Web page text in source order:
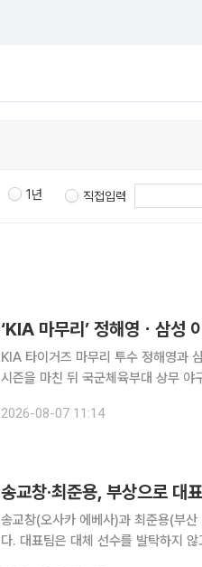
1년 직접입력
‘KIA 마무리’ 정해영ㆍ삼성
KIA 타이거즈 마무리 투수 정해영과
시즌을 마친 뒤 국군체육부대 상무 야구단에 입대한다. 7일 연합뉴
을 비롯해 우완 투수 한재승과 내야수
2026-08-07 11:14
송교창·최준용, 부상으로
송교창(오사카 에베사)과 최준용(부
다. 대표팀은 대체 선수를 발탁하지 않고